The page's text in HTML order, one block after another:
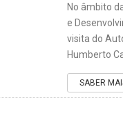
No âmbito
e
visita do
Humberto
SABER